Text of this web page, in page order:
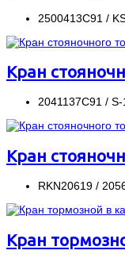
2500413C91 /
Кран
2041137С91 / S-
Кран
RKN20619 /
Кран